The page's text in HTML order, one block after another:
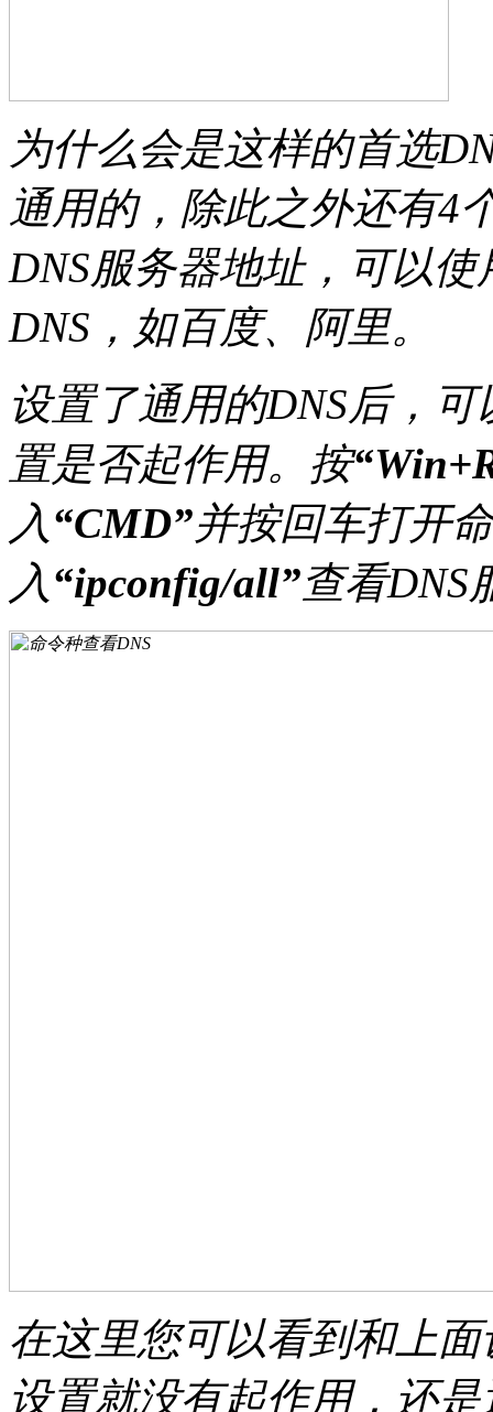
为什么会是这样的首选
通用的，除此之外还有4
DNS服务器地址，可以
DNS，如百度、阿里。
设置了通用的DNS后，
置是否起作用。按
入 “CMD”并按回车打开
入 “ipconfig/all”查看DNS
在这里您可以看到和上
设置就没有起作用，还